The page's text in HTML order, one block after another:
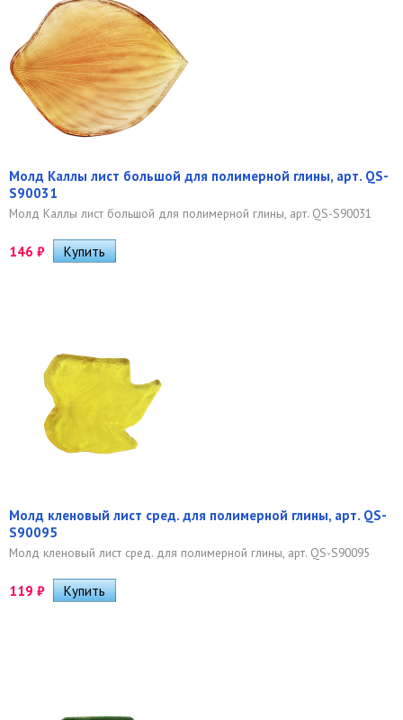
Молд Каллы лист большой для полимерной глины, арт. QS-
S90031
Молд Каллы лист большой для полимерной глины, арт. QS-S90031
146 ₽
Молд кленовый лист сред. для полимерной глины, арт. QS-
S90095
Молд кленовый лист сред. для полимерной глины, арт. QS-S90095
119 ₽